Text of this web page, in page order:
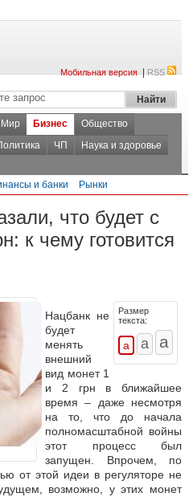
Мобильная версия|RSS
Мир Бизнес
Общество
ЧП
Наука и здоровье
и банки Рынки
что будет с
к чему готовится
Размер
текста:
Нацбанк не
будет
менять
внешний
вид монет 1
и 2 грн в ближайшее
время – даже несмотря
на то, что до начала
полномасштабной войны
этотпроцесс был
запущен. Впрочем, по
от этой идеи в регуляторе не
возможно, у этих монет